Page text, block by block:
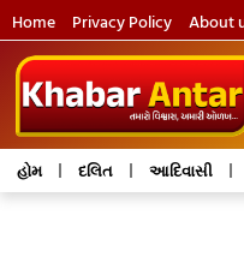
Home Privacy Policy About
હોમ દલિત આદિવાસી